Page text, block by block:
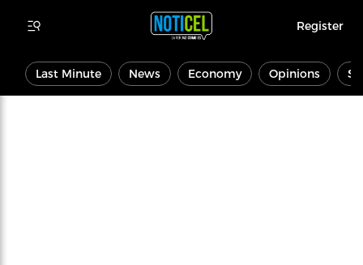
Register
Last Minute News Economy Opinions